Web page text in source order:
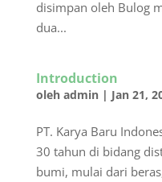
disimpan oleh Bulog
dua...
Introduction
oleh admin| Jan 21,
PT. Karya Baru
30 tahun di bidang
bumi, mulai dari